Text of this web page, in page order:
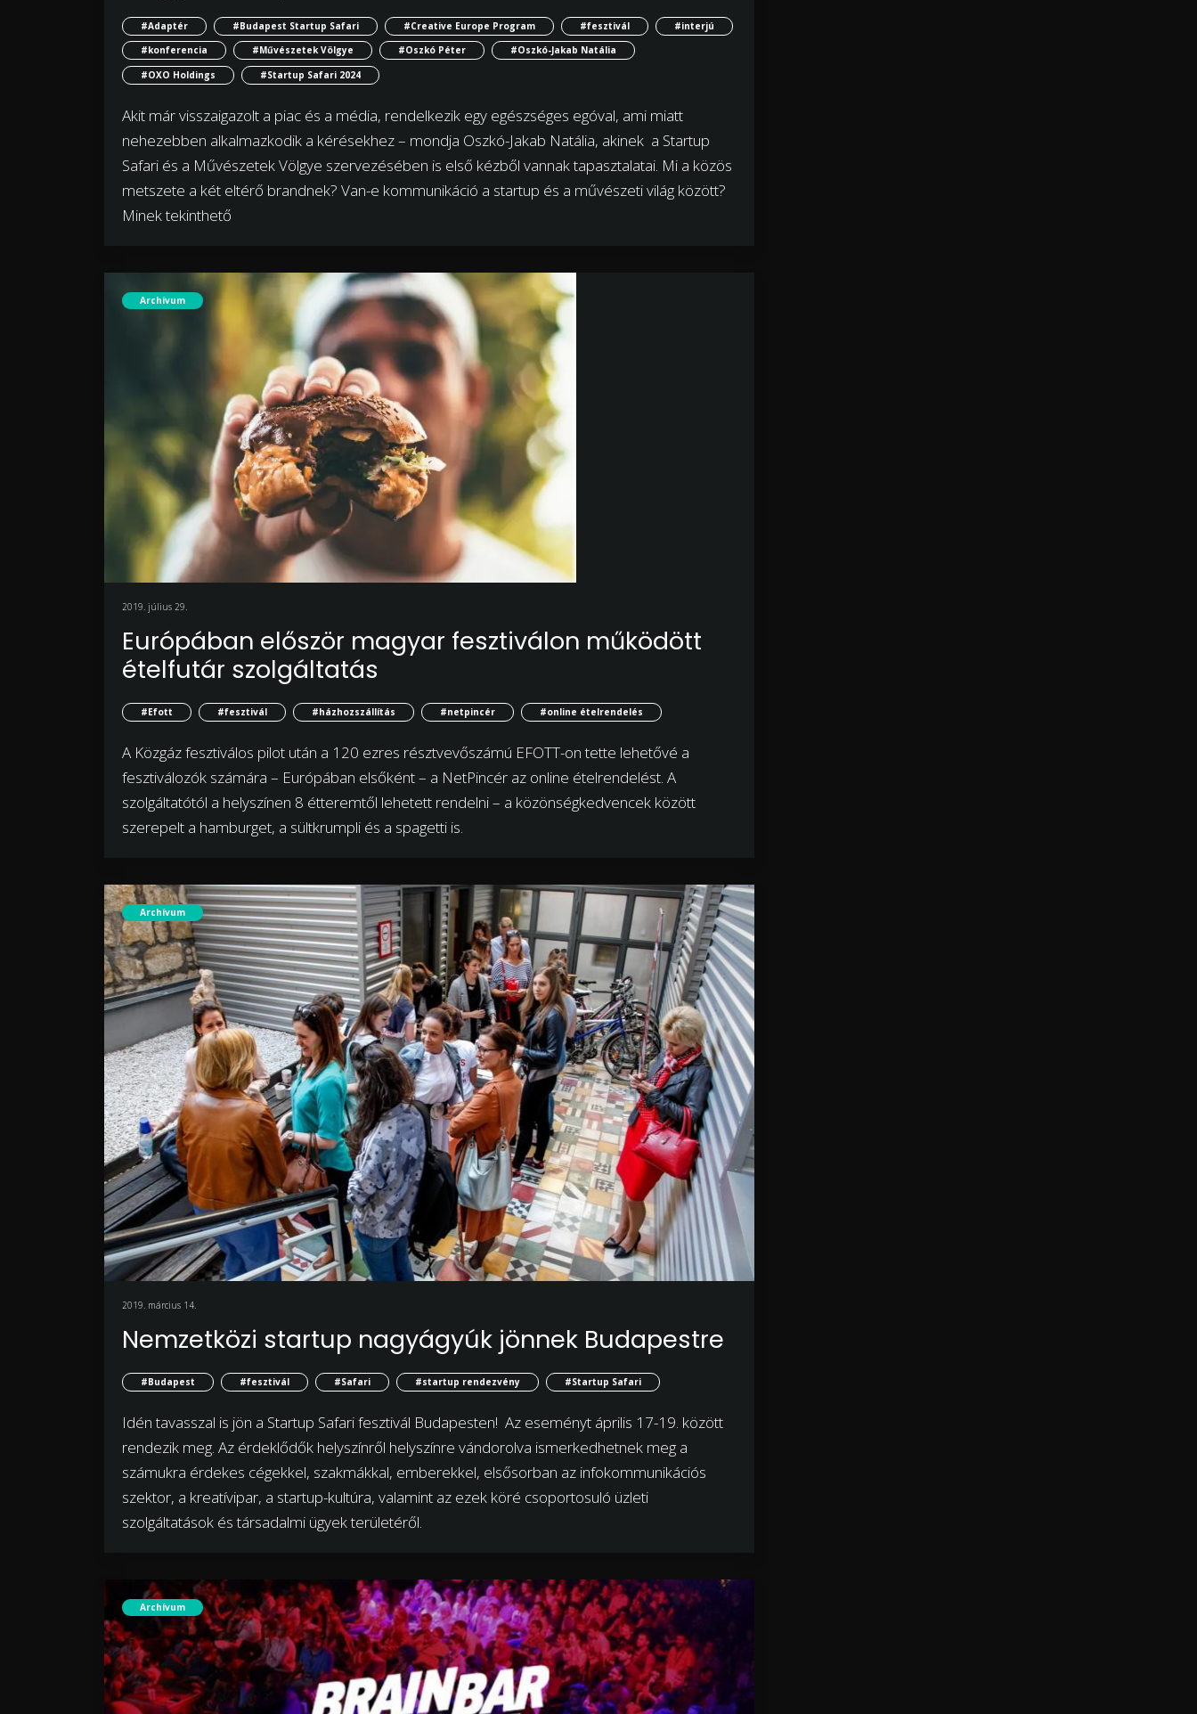
#Adaptér #Budapest Startup Safari #Creative Europe Program #fesztivál
#interjú
#konferencia
#Művészetek Völgye #Oszkó Péter
#Oszkó-Jakab Natália
#OXO Holdings
#Startup Safari 2024
Akit már visszaigazolt a piac és a média, rendelkezik egy egészséges egóval, ami miatt
nehezebben alkalmazkodik a kérésekhez – mondja Oszkó-Jakab Natália, akinek a Startup
Safari és a Művészetek Völgye szervezésében is első kézből vannak tapasztalatai. Mi a közös
metszete a két eltérő brandnek? Van-e kommunikáció a startup és a művészeti világ között?
Minek tekinthető
Archívum
2019. július 29.
Európában először magyar fesztiválon működött
ételfutár szolgáltatás
#Efott #fesztivál #házhozszállítás #netpincér #online ételrendelés
A Közgáz fesztiválos pilot után a 120 ezres résztvevőszámú EFOTT-on tette lehetővé a
fesztiválozók számára – Európában elsőként – a NetPincér az online ételrendelést. A
szolgáltatótól a helyszínen 8 étteremtől lehetett rendelni – a közönségkedvencek között
szerepelt a hamburget, a sültkrumpli és a spagetti is.
Archívum
2019. március 14.
Nemzetközi startup nagyágyúk jönnek Budapestre
#Budapest #fesztivál #Safari #startup rendezvény #Startup Safari
Idén tavasszal is jön a Startup Safari fesztivál Budapesten! Az eseményt április 17-19. között
rendezik meg. Az érdeklődők helyszínről helyszínre vándorolva ismerkedhetnek meg a
számukra érdekes cégekkel, szakmákkal, emberekkel, elsősorban az infokommunikációs
szektor, a kreatívipar, a startup-kultúra, valamint az ezek köré csoportosuló üzleti
szolgáltatások és társadalmi ügyek területéről.
Archívum